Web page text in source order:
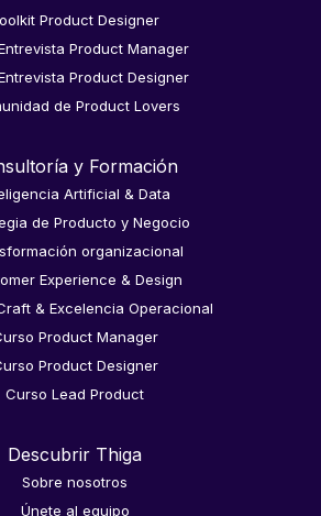
Product Designer
Product Manager
Product Designer
de Product Lovers
y Formación
Artificial & Data
de Producto y Negocio
organizacional
Experience & Design
& Excelencia Operacional
Product Manager
Product Designer
Curso Lead Product
Descubrir Thiga
Sobre nosotros
Únete al equipo